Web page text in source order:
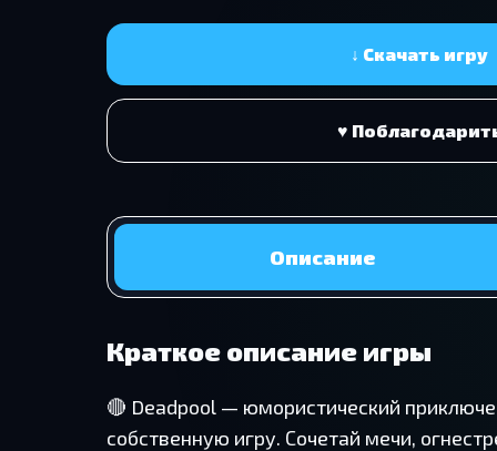
↓ Скачать игру
♥
Описание
Краткое описание игры
🔴 Deadpool — юмористический
собственную игру. Сочетай мечи,